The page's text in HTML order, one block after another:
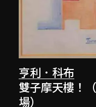
亨利．科布
雙子摩天樓！
場）